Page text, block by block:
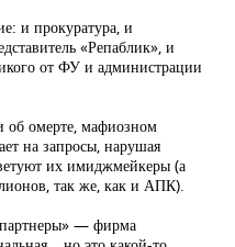
и прокуратура, и
«Репаблик», и
от ФУ и администрации
об омерте, мафиозном
на запросы, нарушая
их имиджмейкеры (а
так же, как и АПК).
— фирма